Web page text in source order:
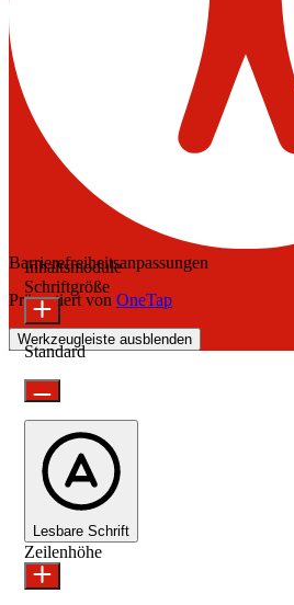
Barrierefreiheitsanpassungen
Präsentiert von OneTap
Werkzeugleiste ausblenden
Inhaltsmodule
Schriftgröße
Standard
Lesbare Schrift
Zeilenhöhe